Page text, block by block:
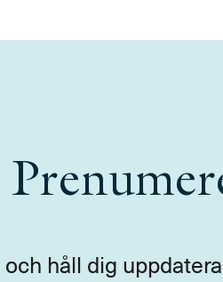
håll dig